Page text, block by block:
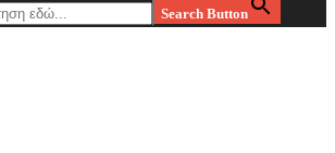
Search Button